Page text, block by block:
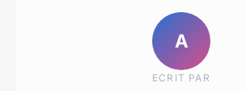
A
ECRIT PAR